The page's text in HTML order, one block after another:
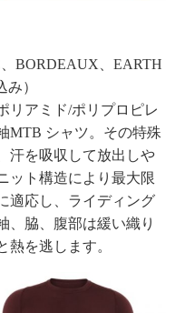
BORDEAUX、EARTH
み）
リアミド/ポリプロピレ
MTB シャツ。その特殊
汗を吸収して放出しや
ット構造により最大限
適応し、ライディング
、脇、腹部は緩い織り
熱を逃します。